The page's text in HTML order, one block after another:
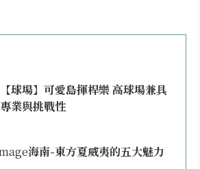
【球場】可愛島揮桿樂 高球場兼具
專業與挑戰性
海南-東方夏威夷的五大魅力